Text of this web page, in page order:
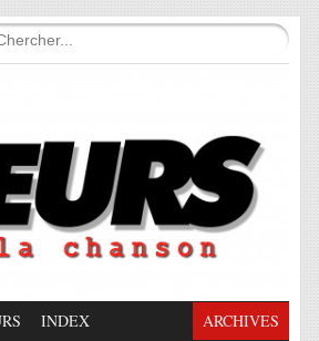
INDEX ARCHIVES